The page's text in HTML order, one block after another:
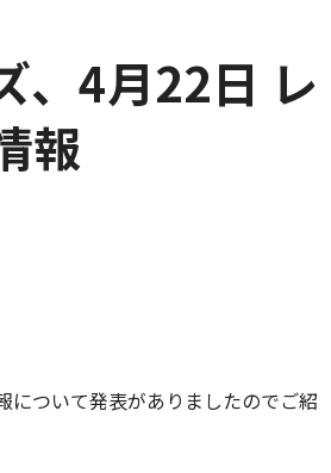
、4月22日 レ
報
について発表がありましたのでご紹